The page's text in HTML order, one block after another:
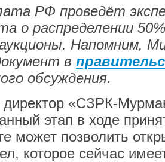
РФ проведёт
о распределении
Напомним,
в
обсуждения.
директор «СЗРК-
этап в ходе
может позволить
которое сейчас